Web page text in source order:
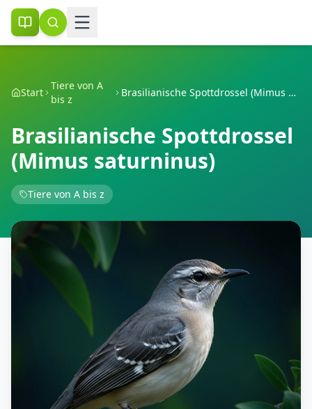
Start
Tiere von A
bis z
Brasilianische Spottdrossel (Mimus saturninus)
Brasilianische Spottdrossel
(Mimus saturninus)
Tiere von A bis z